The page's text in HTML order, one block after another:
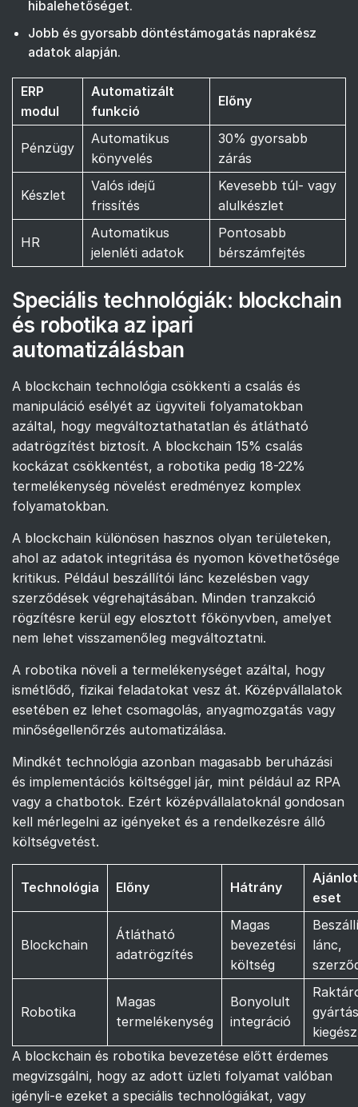
hibalehetőséget.
Jobb és gyorsabb döntéstámogatás naprakész
adatok alapján.
ERP
modul
Automatizált
funkció
Előny
Pénzügy
Automatikus
könyvelés
30% gyorsabb
zárás
Készlet
Valós idejű
frissítés
Kevesebb túl- vagy
alulkészlet
HR
Automatikus
jelenléti adatok
Pontosabb
bérszámfejtés
Speciális technológiák: blockchain
és robotika az ipari
automatizálásban
A blockchain technológia csökkenti a csalás és
manipuláció esélyét az ügyviteli folyamatokban
azáltal, hogy megváltoztathatatlan és átlátható
adatrögzítést biztosít. A blockchain 15% csalás
kockázat csökkentést, a robotika pedig 18-22%
termelékenység növelést eredményez komplex
folyamatokban.
A blockchain különösen hasznos olyan területeken,
ahol az adatok integritása és nyomon követhetősége
kritikus. Például beszállítói lánc kezelésben vagy
szerződések végrehajtásában. Minden tranzakció
rögzítésre kerül egy elosztott főkönyvben, amelyet
nem lehet visszamenőleg megváltoztatni.
A robotika növeli a termelékenységet azáltal, hogy
ismétlődő, fizikai feladatokat vesz át. Középvállalatok
esetében ez lehet csomagolás, anyagmozgatás vagy
minőségellenőrzés automatizálása.
Mindkét technológia azonban magasabb beruházási
és implementációs költséggel jár, mint például az RPA
vagy a chatbotok. Ezért középvállalatoknál gondosan
kell mérlegelni az igényeket és a rendelkezésre álló
költségvetést.
Technológia Előny Hátrány
eset
Blockchain
Átlátható
adatrögzítés
Magas
bevezetési
költség
lánc,
Robotika
Magas
termelékenység
Bonyolult
integráció
gyártás
A blockchain és robotika bevezetése előtt érdemes
megvizsgálni, hogy az adott üzleti folyamat valóban
igényli-e ezeket a speciális technológiákat, vagy